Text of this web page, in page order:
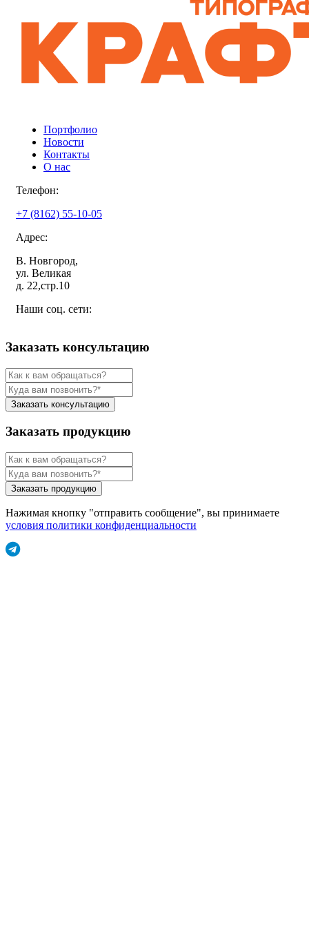
Портфолио
Новости
Контакты
О нас
Телефон:
+7 (8162) 55-10-05
Адрес:
В. Новгород,
ул. Великая
д. 22,стр.10
Наши соц. сети:
Заказать консультацию
Заказать консультацию
Заказать продукцию
Заказать продукцию
Нажимая кнопку "отправить сообщение", вы принимаете
условия политики конфиденциальности